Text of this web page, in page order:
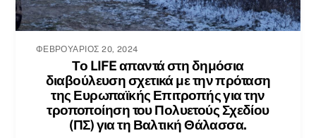
ΦΕΒΡΟΥΆΡΙΟΣ 20, 2024
Το LIFE απαντά στη δημόσια
διαβούλευση σχετικά με την πρόταση
της Ευρωπαϊκής Επιτροπής για την
τροποποίηση του Πολυετούς Σχεδίου
(ΠΣ) για τη Βαλτική Θάλασσα.